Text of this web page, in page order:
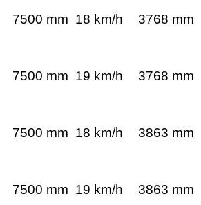
7500 mm 18 km/h 3768 mm
7500 mm 19 km/h 3768 mm
7500 mm 18 km/h 3863 mm
7500 mm 19 km/h 3863 mm